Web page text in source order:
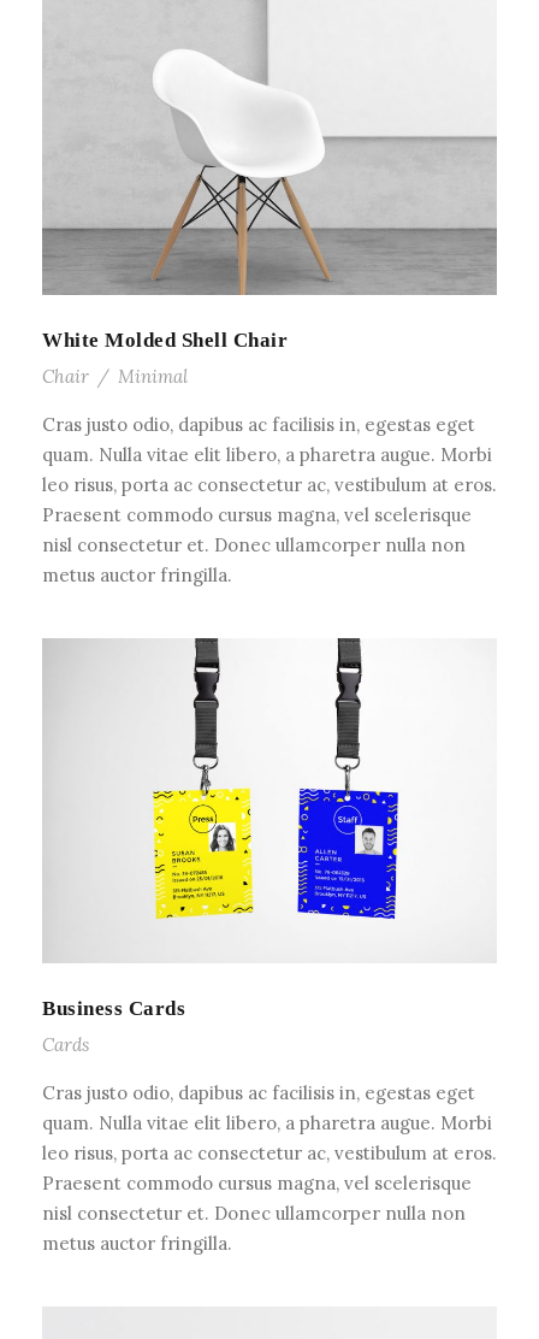
White Molded Shell Chair
Chair / Minimal
Cras justo odio, dapibus ac facilisis in, egestas eget
quam. Nulla vitae elit libero, a pharetra augue. Morbi
leo risus, porta ac consectetur ac, vestibulum at eros.
Praesent commodo cursus magna, vel scelerisque
nisl consectetur et. Donec ullamcorper nulla non
metus auctor fringilla.
Business Cards
Cards
Cras justo odio, dapibus ac facilisis in, egestas eget
quam. Nulla vitae elit libero, a pharetra augue. Morbi
leo risus, porta ac consectetur ac, vestibulum at eros.
Praesent commodo cursus magna, vel scelerisque
nisl consectetur et. Donec ullamcorper nulla non
metus auctor fringilla.